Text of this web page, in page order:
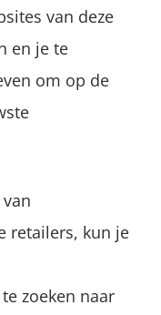
van deze
en je te
om op de
retailers, kun je
zoeken naar